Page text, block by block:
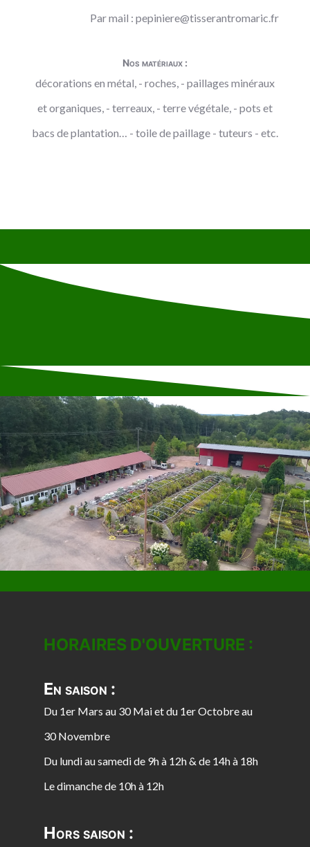
Par mail :pepiniere@tisserantromaric.fr
Nos matériaux :
décorations en métal, - roches, - paillages minéraux
et organiques, - terreaux, - terre végétale, - pots et
bacs de plantation… - toile de paillage - tuteurs - etc.
HORAIRES D'OUVERTURE :
En saison :
Du 1er Mars au 30 Mai et du 1er Octobre au
30 Novembre
Du lundi au samedi de 9h à 12h & de 14h à 18h
Le dimanche de 10h à 12h
Hors saison :